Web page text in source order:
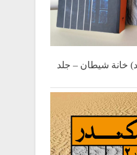
خانة شیطان – جلد